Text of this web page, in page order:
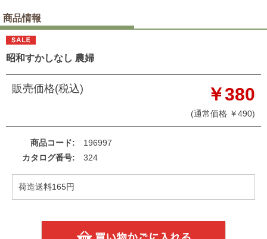
商品情報
昭和すかしなし 農婦
販売価格(税込) ￥380
(通常価格 ￥490)
商品コード
196997
カタログ番号
324
荷造送料165円